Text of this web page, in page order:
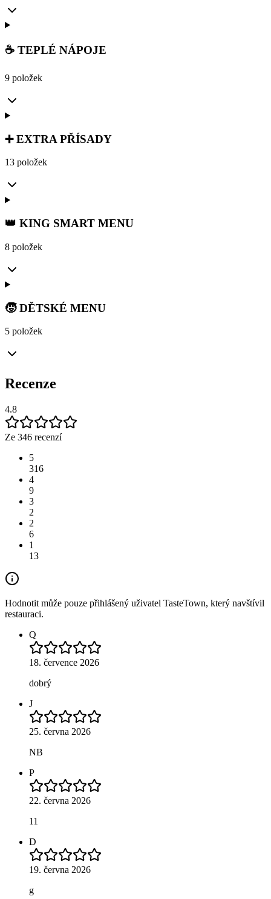
☕ TEPLÉ NÁPOJE
9 položek
➕ EXTRA PŘÍSADY
13 položek
👑 KING SMART MENU
8 položek
🧒 DĚTSKÉ MENU
5 položek
Recenze
4.8
Ze 346 recenzí
5
316
4
9
3
2
2
6
1
13
Hodnotit může pouze přihlášený uživatel TasteTown, který navštívil
restauraci.
Q
18. července 2026
dobrý
J
25. června 2026
NB
P
22. června 2026
11
D
19. června 2026
g